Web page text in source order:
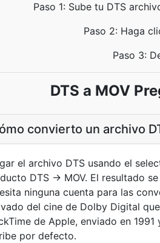
Paso 1: Sube tu DTS
Paso 2: Haga
Paso 3:
DTS a MOV
convierto un archivo
el archivo DTS usando el
DTS → MOV. El resultado
ninguna cuenta para las
del cine de Dolby Digital
de Apple, enviado en
por defecto.